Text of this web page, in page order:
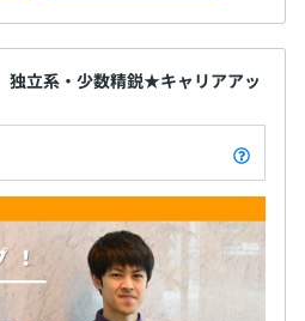
独立系・少数精鋭★キャリアアッ